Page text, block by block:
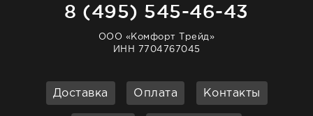
8 (495) 545-46-43
ООО «Комфорт Трейд»
ИНН 7704767045
Доставка Оплата Контакты